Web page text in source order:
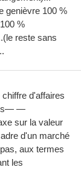
genièvre 100 %
%
reste sans
d'affaires
—
sur la valeur
d'un marché
aux termes
les